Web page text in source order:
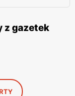
z gazetek